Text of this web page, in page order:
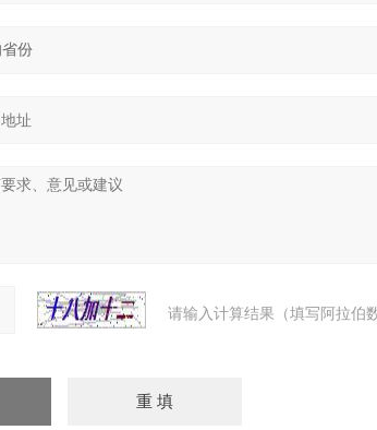
请输入计算结果（填写阿拉伯